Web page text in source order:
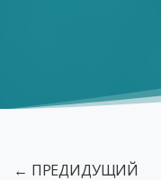
← ПРЕДИДУЩИЙ